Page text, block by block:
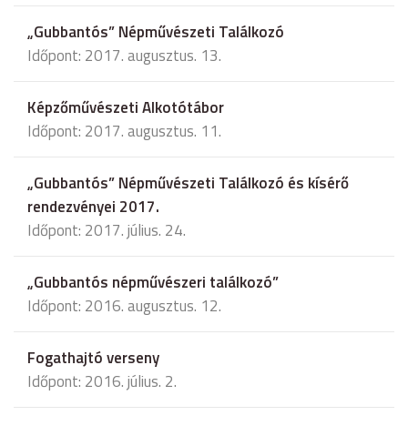
„Gubbantós” Népművészeti Találkozó
Időpont: 2017. augusztus. 13.
Képzőművészeti Alkotótábor
Időpont: 2017. augusztus. 11.
„Gubbantós” Népművészeti Találkozó és kísérő
rendezvényei 2017.
Időpont: 2017. július. 24.
„Gubbantós népművészeri találkozó”
Időpont: 2016. augusztus. 12.
Fogathajtó verseny
Időpont: 2016. július. 2.